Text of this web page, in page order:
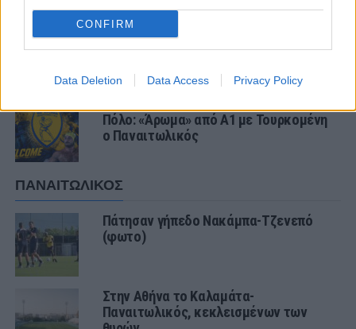
CONFIRM
Data Deletion Data Access Privacy Policy
ΠΑΝΑΙΤΩΛΙΚΟΣ
Πάτησαν γήπεδο Νακάμπα-Τζενεπό
(φωτο)
Πόλο: «Άρωμα» από Α1 με Τουρκομένη
ο Παναιτωλικός
ΠΑΝΑΙΤΩΛΙΚΟΣ
Πάτησαν γήπεδο Νακάμπα-Τζενεπό
(φωτο)
Στην Αθήνα το Καλαμάτα-
Παναιτωλικός, κεκλεισμένων των